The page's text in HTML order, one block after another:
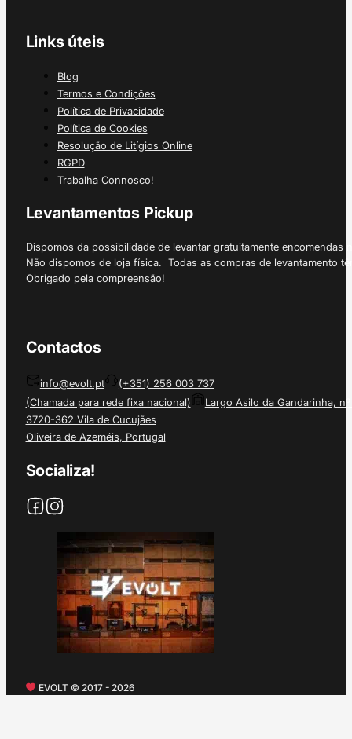
Links úteis
Blog
Termos e Condições
Política de Privacidade
Política de Cookies
Resolução de Litígios Online
RGPD
Trabalha Connosco!
Levantamentos Pickup
Dispomos da possibilidade de levantar gratuitamente
Não dispomos de loja física. Todas as compras de levantamento
Obrigado pela compreensão!
Contactos
info@evolt.pt
(+351) 256 003 737
(Chamada para rede fixa nacional)
Largo Asilo da Gandarinha, nº
3720-362 Vila de Cucujães
Oliveira de Azeméis, Portugal
Socializa!
EVOLT © 2017 - 2026